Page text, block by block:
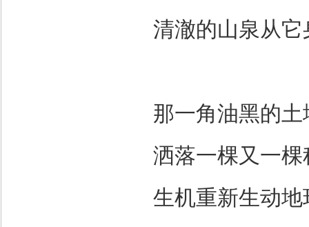
清澈的山泉从它
那一角油黑的土
洒落一棵又一棵
生机重新生动地